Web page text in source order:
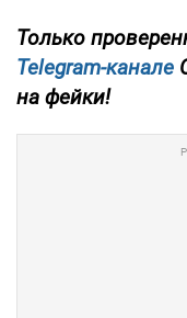
Только
Telegram-канале
на фейки!